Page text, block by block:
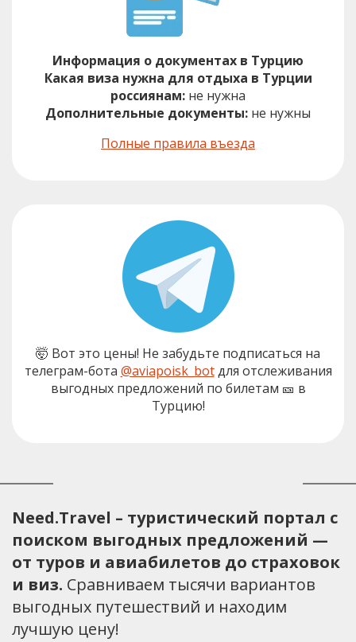
Информация о документах в Турцию
Какая виза нужна для отдыха в Турции
россиянам: не нужна
Дополнительные документы: не нужны
Полные правила въезда
🤯 Вот это цены! Не забудьте подписаться на
телеграм-бота @aviapoisk_botдля отслеживания
выгодных предложений по билетам 🎫 в
Турцию!
Need.Travel – туристический портал с
поиском выгодных предложений —
от туров и авиабилетов до страховок
и виз. Сравниваем тысячи вариантов
выгодных путешествий и находим
лучшую цену!